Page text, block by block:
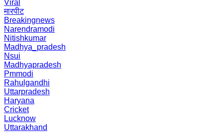
Viral
मारपीट
Breakingnews
Narendramodi
Nitishkumar
Madhya_pradesh
Nsui
Madhyapradesh
Pmmodi
Rahulgandhi
Uttarpradesh
Haryana
Cricket
Lucknow
Uttarakhand